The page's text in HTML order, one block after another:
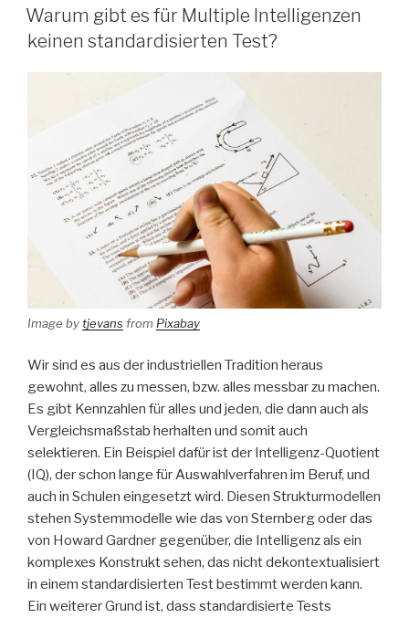
AM
Warum gibt es für Multiple Intelligenzen
keinen standardisierten Test?
Image bytjevans from Pixabay
Wir sind es aus der industriellen Tradition heraus
gewohnt, alles zu messen, bzw. alles messbar zu machen.
Es gibt Kennzahlen für alles und jeden, die dann auch als
Vergleichsmaßstab herhalten und somit auch
selektieren. Ein Beispiel dafür ist der Intelligenz-Quotient
(IQ), der schon lange für Auswahlverfahren im Beruf, und
auch in Schulen eingesetzt wird. Diesen Strukturmodellen
stehen Systemmodelle wie das von Sternberg oder das
von Howard Gardner gegenüber, die Intelligenz als ein
komplexes Konstrukt sehen, das nicht dekontextualisiert
in einem standardisierten Test bestimmt werden kann.
Ein weiterer Grund ist, dass standardisierte Tests